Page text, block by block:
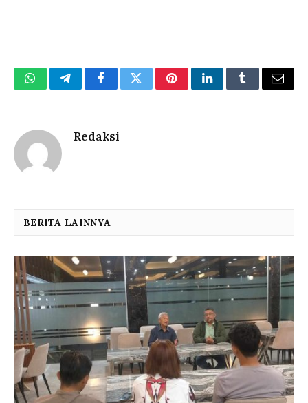
WhatsAppTelegramFacebookTwitterPinterestLinkedInTumblrEmail
Redaksi
BERITA LAINNYA